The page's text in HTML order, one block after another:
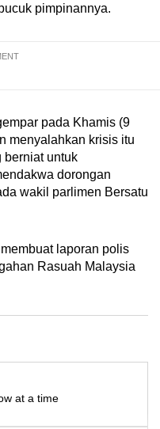
pimpinannya.
pada Khamis (9
menyalahkan krisis itu
berniat untuk
dorongan
wakil parlimen Bersatu
laporan polis
Rasuah Malaysia
at a time